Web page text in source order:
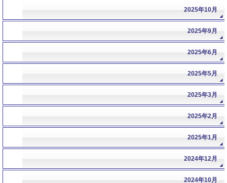
2025年10月
2025年9月
2025年6月
2025年5月
2025年3月
2025年2月
2025年1月
2024年12月
2024年10月